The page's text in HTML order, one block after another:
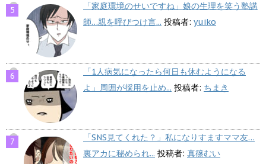
「家庭環境のせいですね」娘の生理を笑う塾講
師…親を呼びつけ言... 投稿者: yuiko
「1人病気になったら何日も休むようになる
よ」周囲が採用を止め... 投稿者: ちまき
「SNS見てくれた？」私になりすますママ友…
裏アカに秘められ... 投稿者: 真篠むい